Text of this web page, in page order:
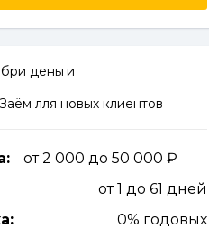
Заём лля новых клиентов
от 2 000 до 50 000
от 1 до 61 дней
0% годовых